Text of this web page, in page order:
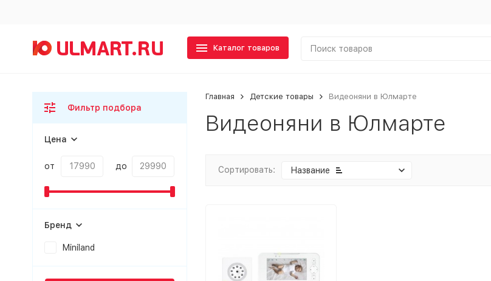
Каталог товаров
Главная Детские товары Видеоняни в Юлмарте
Видеоняни в Юлмарте
Сортировать: Название
Фильтр подбора
Цена
от до
Бренд
Miniland